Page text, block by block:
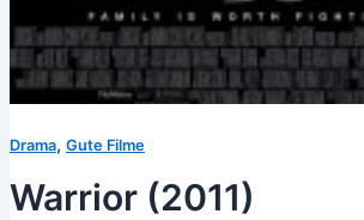
Drama, Gute Filme
Warrior (2011)